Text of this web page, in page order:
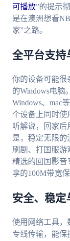
可播放”的提示
是在澳洲想看
家”之路。
全平台支持
你的设备可能很
的Windows电脑
Windows、mac
个设备上同时使
听解说，回家
是，稳定无限的
刷剧、打国服游
精选的回国影音
享的100M带宽
安全、稳定
使用网络工具，
专线传输，能保